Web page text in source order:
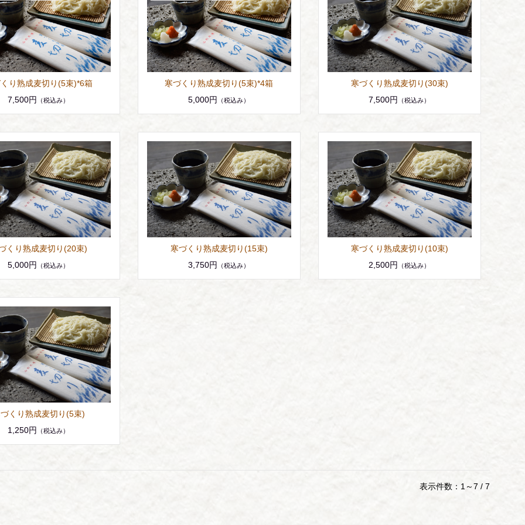
り熟成麦切り(5束)*6箱
7,500円
（税込み）
寒づくり熟成麦切り(5束)*4箱
5,000円
（税込み）
寒づくり熟成麦切り(30束)
7,500円
（税込み）
くり熟成麦切り(20束)
5,000円
（税込み）
寒づくり熟成麦切り(15束)
3,750円
（税込み）
寒づくり熟成麦切り(10束)
2,500円
（税込み）
くり熟成麦切り(5束)
1,250円
（税込み）
表示件数：1～7 / 7